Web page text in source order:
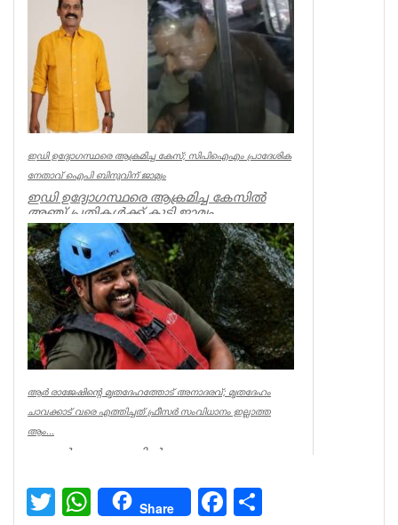
Kerala
ഇഡി ഉദ്യോഗസ്ഥരെ ആക്രമിച്ച കേസ്; സിപിഐഎം പ്രാദേശിക
നേതാവ് ഐപി ബിനുവിന് ജാമ്യം
ഇഡി ഉദ്യോഗസ്ഥരെ ആക്രമിച്ച കേസില്‍
അഞ്ച് പ്രതികള്‍ക്ക് കൂടി ജാമ്യം.
സിപിഐഎം നേതാവ് ഐപി ബിനു ഉള്‍പ്പട...
Kerala
ആര്‍ രാജേഷിന്റെ മൃതദേഹത്തോട് അനാദരവ്; മൃതദേഹം
ചാവക്കാട് വരെ എത്തിച്ചത് ഫ്രീസര്‍ സംവിധാനം ഇല്ലാത്ത
ആം...
കണ്ണൂര്‍ ചെറുപുഴയില്‍
നീന്തല്‍ പരിശീലകന്‍ ആര്‍ രാജേഷിന്റെ മ...
Latest News
Twitter WhatsAppShare Facebook